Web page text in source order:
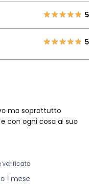
5
5
ma soprattutto
con ogni cosa al suo
verificato
1 mese